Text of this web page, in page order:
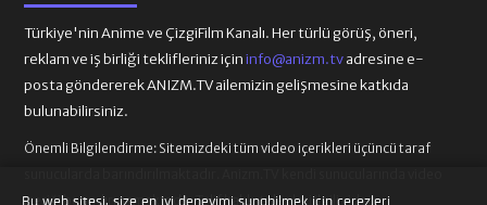
Türkiye'nin Anime ve ÇizgiFilm Kanalı. Her türlü görüş, öneri,
reklam ve iş birliği teklifleriniz içininfo@anizm.tvadresine e-
posta göndererek ANIZM.TV ailemizin gelişmesine katkıda
bulunabilirsiniz.
Önemli Bilgilendirme: Sitemizdeki tüm video içerikleri üçüncü taraf
içeriği barındırmamaktadır. Telif hakkı talepleri ilgili video
Bu web sitesi, size en iyi deneyimi sunabilmek için çerezleri